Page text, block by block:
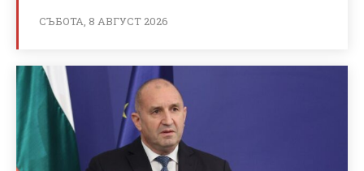
СЪБОТА, 8 АВГУСТ 2026